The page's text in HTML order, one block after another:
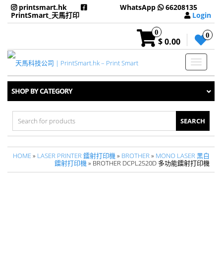
printsmart.hk
PrintSmart_天馬打印
WhatsApp
66208135
Login
0
$ 0.00
0
Toggle
SHOP BY CATEGORY
Search
for:
HOME» LASER PRINTER 鐳射打印機» BROTHER » MONO LASER 黑白
鐳射打印機» BROTHER DCPL2520D 多功能鐳射打印機